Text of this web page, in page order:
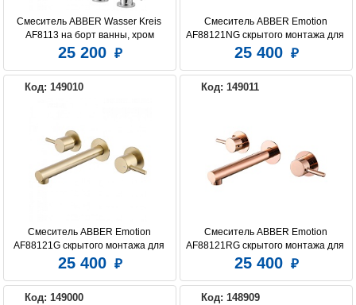
Смеситель ABBER Wasser Kreis
AF8113 на борт ванны, хром
25 200
Смеситель ABBER Emotion
AF88121NG скрытого монтажа для
раковины, никель
25 400
Код: 149010
Смеситель ABBER Emotion
AF88121G скрытого монтажа для
раковины, золото матовое
25 400
Код: 149011
Смеситель ABBER Emotion
AF88121RG скрытого монтажа для
раковины, розовое золото
25 400
Код: 149000 Код: 148909